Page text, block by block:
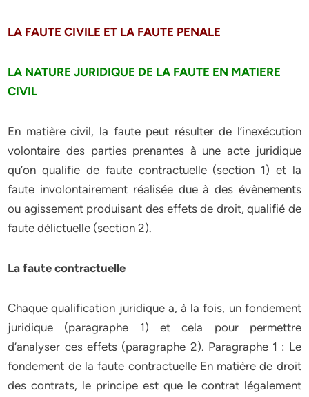
LA FAUTE CIVILE ET LA FAUTE PENALE
LA NATURE JURIDIQUE DE LA FAUTE EN MATIERE
CIVIL
En matière civil, la faute peut résulter de l’inexécution
volontaire des parties prenantes à une acte juridique
qu’on qualifie de faute contractuelle (section 1) et la
faute involontairement réalisée due à des évènements
ou agissement produisant des effets de droit, qualifié de
faute délictuelle (section 2).
La faute contractuelle
Chaque qualification juridique a, à la fois, un fondement
juridique (paragraphe 1) et cela pour permettre
d’analyser ces effets (paragraphe 2). Paragraphe 1 : Le
fondement de la faute contractuelle En matière de droit
des contrats, le principe est que le contrat légalement